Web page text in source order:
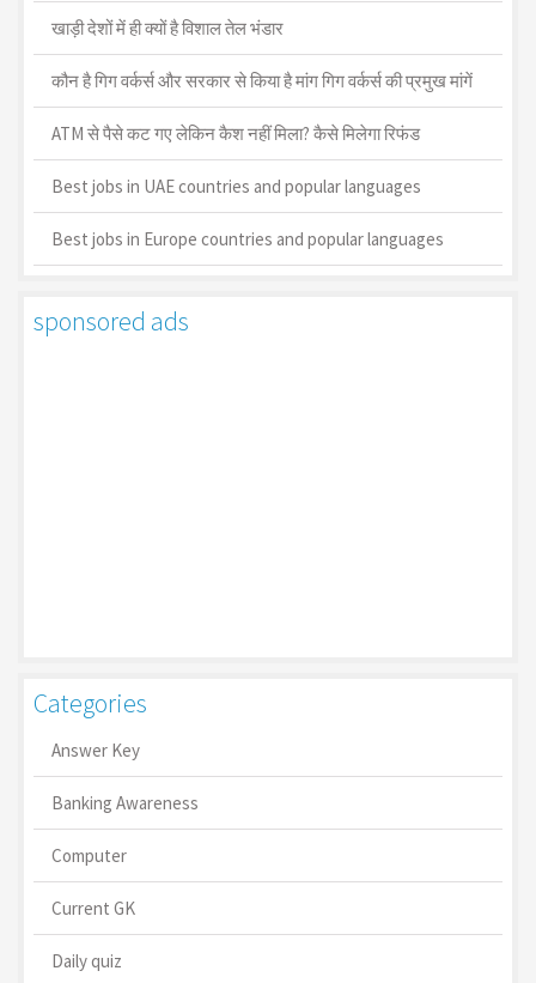
खाड़ी देशों में ही क्यों है व‍िशाल तेल भंडार
कौन है गिग वर्कर्स और सरकार से किया है मांग गिग वर्कर्स की प्रमुख मांगें
ATM से पैसे कट गए लेकिन कैश नहीं मिला? कैसे मिलेगा रिफंड
Best jobs in UAE countries and popular languages
Best jobs in Europe countries and popular languages
sponsored ads
Categories
Answer Key
Banking Awareness
Computer
Current GK
Daily quiz